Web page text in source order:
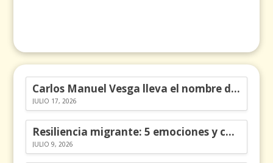
Carlos Manuel Vesga lleva el nombre de Colombia a los Emmy
JULIO 17, 2026
Resiliencia migrante: 5 emociones y cómo gestionarlas
JULIO 9, 2026